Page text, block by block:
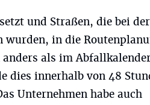
und Straßen, die bei der
wurden, in die
als im
dies innerhalb von 48
Unternehmen habe auch